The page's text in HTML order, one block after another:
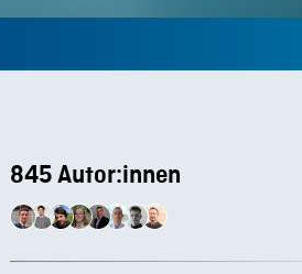
845 Autor:innen